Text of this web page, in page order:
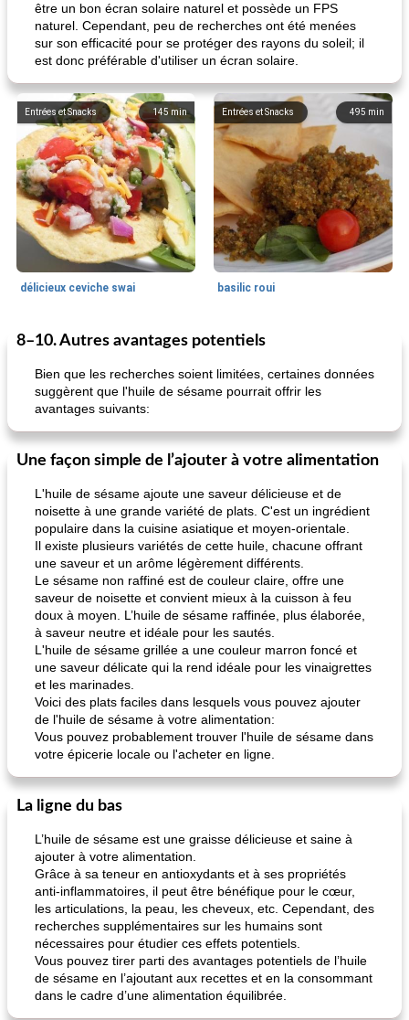
être un bon écran solaire naturel et possède un FPS
naturel. Cependant, peu de recherches ont été menées
sur son efficacité pour se protéger des rayons du soleil; il
est donc préférable d'utiliser un écran solaire.
145 min
Entrées et Snacks
délicieux ceviche swai
495 min
Entrées et Snacks
basilic roui
65min
Déjeuner / Snacks
pois chiches rôtis aux épices amandes au cheddar rôti
8–10. Autres avantages potentiels
Bien que les recherches soient limitées, certaines données
suggèrent que l'huile de sésame pourrait offrir les
avantages suivants:
Une façon simple de l’ajouter à votre alimentation
L'huile de sésame ajoute une saveur délicieuse et de
noisette à une grande variété de plats. C'est un ingrédient
populaire dans la cuisine asiatique et moyen-orientale.
Il existe plusieurs variétés de cette huile, chacune offrant
une saveur et un arôme légèrement différents.
Le sésame non raffiné est de couleur claire, offre une
saveur de noisette et convient mieux à la cuisson à feu
doux à moyen. L’huile de sésame raffinée, plus élaborée,
à saveur neutre et idéale pour les sautés.
L'huile de sésame grillée a une couleur marron foncé et
une saveur délicate qui la rend idéale pour les vinaigrettes
et les marinades.
Voici des plats faciles dans lesquels vous pouvez ajouter
de l'huile de sésame à votre alimentation:
Vous pouvez probablement trouver l'huile de sésame dans
votre épicerie locale ou l'acheter en ligne.
La ligne du bas
L’huile de sésame est une graisse délicieuse et saine à
ajouter à votre alimentation.
Grâce à sa teneur en antioxydants et à ses propriétés
anti-inflammatoires, il peut être bénéfique pour le cœur,
les articulations, la peau, les cheveux, etc. Cependant, des
recherches supplémentaires sur les humains sont
nécessaires pour étudier ces effets potentiels.
Vous pouvez tirer parti des avantages potentiels de l’huile
de sésame en l’ajoutant aux recettes et en la consommant
dans le cadre d’une alimentation équilibrée.